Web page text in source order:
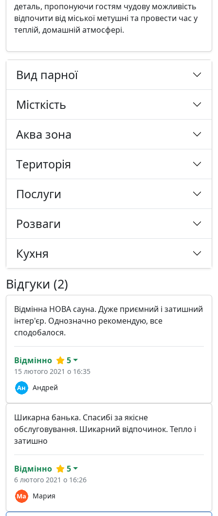
деталь, пропонуючи гостям чудову можливість
відпочити від міської метушні та провести час у
теплій, домашній атмосфері.
Вид парної
Місткість
Аква зона
Tериторія
Послуги
Розваги
Кухня
Відгуки (2)
Відмінна НОВА сауна. Дуже приємний і затишний
інтер'єр. Однозначно рекомендую, все
сподобалося.
Андрей
Відмінно 5
15 лютого 2021 о 16:35
Шикарна банька. Спасибі за якісне
обслуговування. Шикарний відпочинок. Тепло і
затишно
Мария
Відмінно 5
6 лютого 2021 о 16:26